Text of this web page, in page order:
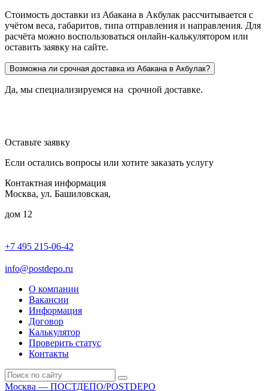
Стоимость доставки из Абакана в Акбулак рассчитывается с
учётом веса, габаритов, типа отправления и направления. Для
расчёта можно воспользоваться онлайн-калькулятором или
оставить заявку на сайте.
Возможна ли срочная доставка из Абакана в Акбулак?
Да, мы специализируемся на срочной доставке.
Оставьте заявку
Если остались вопросы или хотите заказать услугу
Контактная информация
Москва, ул. Башиловская,
дом 12
+7 495 215-06-42
info@postdepo.ru
О компании
Вакансии
Информация
Договор
Калькулятор
Проверить статус
Контакты
Москва — ПОСТДЕПО/POSTDEPO